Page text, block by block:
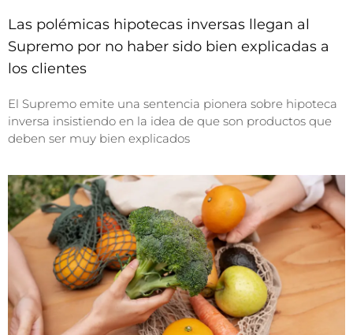
Las polémicas hipotecas inversas llegan al
Supremo por no haber sido bien explicadas a
los clientes
El Supremo emite una sentencia pionera sobre hipoteca
inversa insistiendo en la idea de que son productos que
deben ser muy bien explicados